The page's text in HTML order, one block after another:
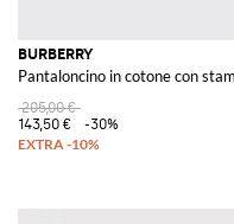
BURBERRY
Pantaloncino in cotone con
205,00 €
143,50 €
-30%